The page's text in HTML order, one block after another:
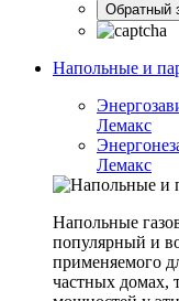
Напольные и
Лемакс
Лемакс
Напольные
популярный и
применяемого
частных домах,